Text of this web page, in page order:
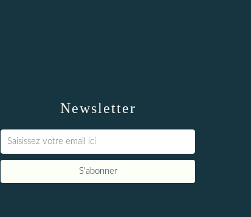
Newsletter